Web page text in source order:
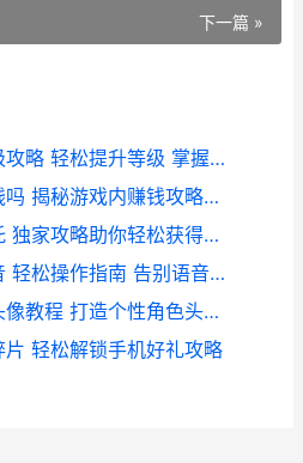
下一篇 »
怎么升级英雄联盟卡级攻略 轻松提升等级 掌握高效升级技巧
怎么在英雄联盟里赚钱吗 揭秘游戏内赚钱攻略与技巧
王者荣耀如何抽中哪吒 独家攻略助你轻松获得英雄
王者荣耀如何取消配音 轻松操作指南 告别语音干扰
王者荣耀如何改动漫头像教程 打造个性角色头像全攻略
轻松解锁手机好礼攻略